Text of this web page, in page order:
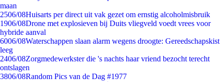
maan
2506/08Huisarts per direct uit vak gezet om ernstig alcoholmisbruik
1906/08Drone met explosieven bij Duits vliegveld voedt vrees voor
hybride aanval
6006/08Waterschappen slaan alarm wegens droogte: Gereedschapskist
leeg
2406/08Zorgmedewerkster die 's nachts haar vriend bezocht terecht
ontslagen
3806/08Random Pics van de Dag #1977